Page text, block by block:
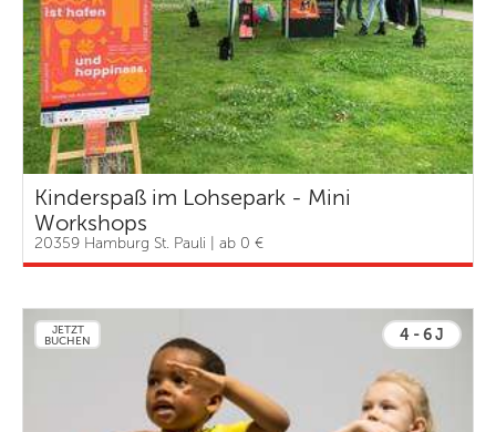
Kinderspaß im Lohsepark - Mini
Workshops
20359 Hamburg St. Pauli | ab 0 €
JETZT
BUCHEN
4 - 6 J